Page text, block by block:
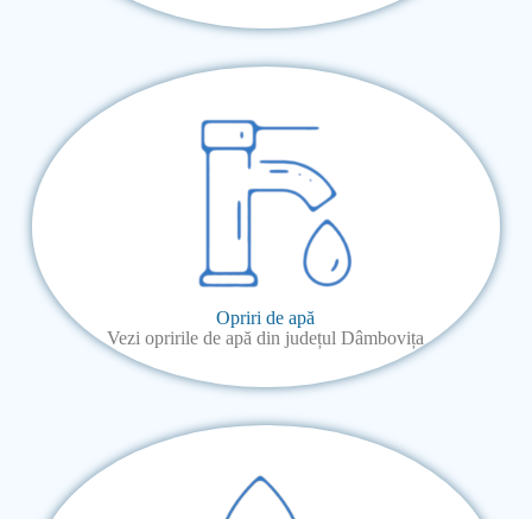
Opriri de apă
Vezi opririle de apă din județul Dâmbovița